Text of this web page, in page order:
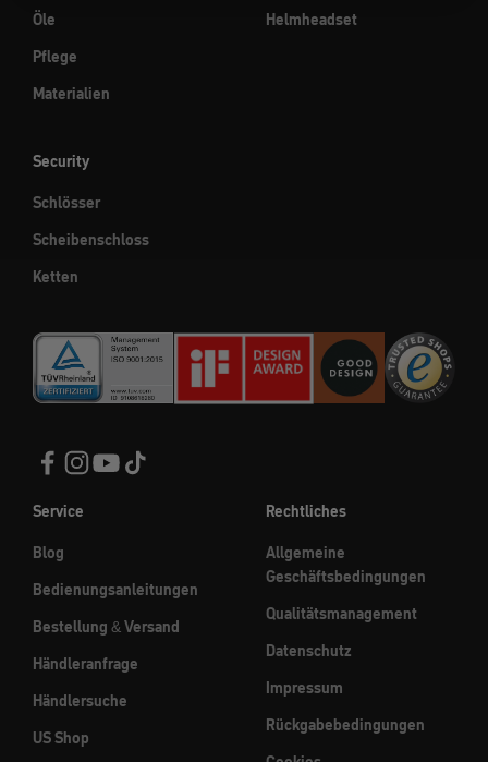
Öle
Pflege
Materialien
Helmheadset
Security
Schlösser
Scheibenschloss
Ketten
Service
Blog
Bedienungsanleitungen
Bestellung & Versand
Händleranfrage
Händlersuche
US Shop
Rechtliches
Allgemeine
Geschäftsbedingungen
Qualitätsmanagement
Datenschutz
Impressum
Rückgabebedingungen